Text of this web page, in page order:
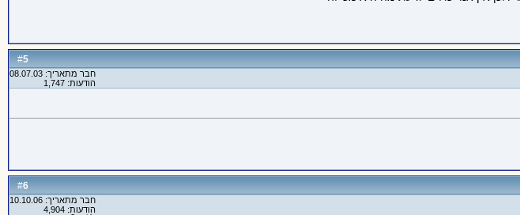
#
5
חבר מתאריך: 08.07.03
הודעות: 1,747
#
6
חבר מתאריך: 10.10.06
הודעות: 4,904